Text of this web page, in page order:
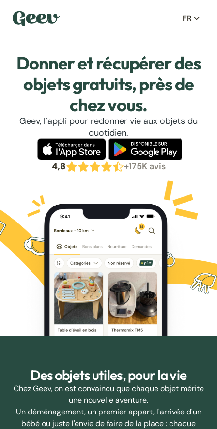
FR
Donner et récupérer des
objets gratuits, près de
chez vous.
Geev, l’appli pour redonner vie aux objets du
quotidien.
4,8 +175K avis
Des objets utiles, pour la vie
Chez Geev, on est convaincu que chaque objet mérite
une nouvelle aventure.
Un déménagement, un premier appart, l'arrivée d'un
bébé ou juste l'envie de faire de la place : chaque